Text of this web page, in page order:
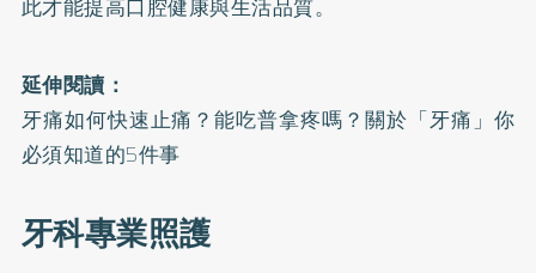
此才能提高口腔健康與生活品質。
延伸閱讀：
牙痛如何快速止痛？能吃普拿疼嗎？關於「牙痛」你
必須知道的5件事
牙科專業照護